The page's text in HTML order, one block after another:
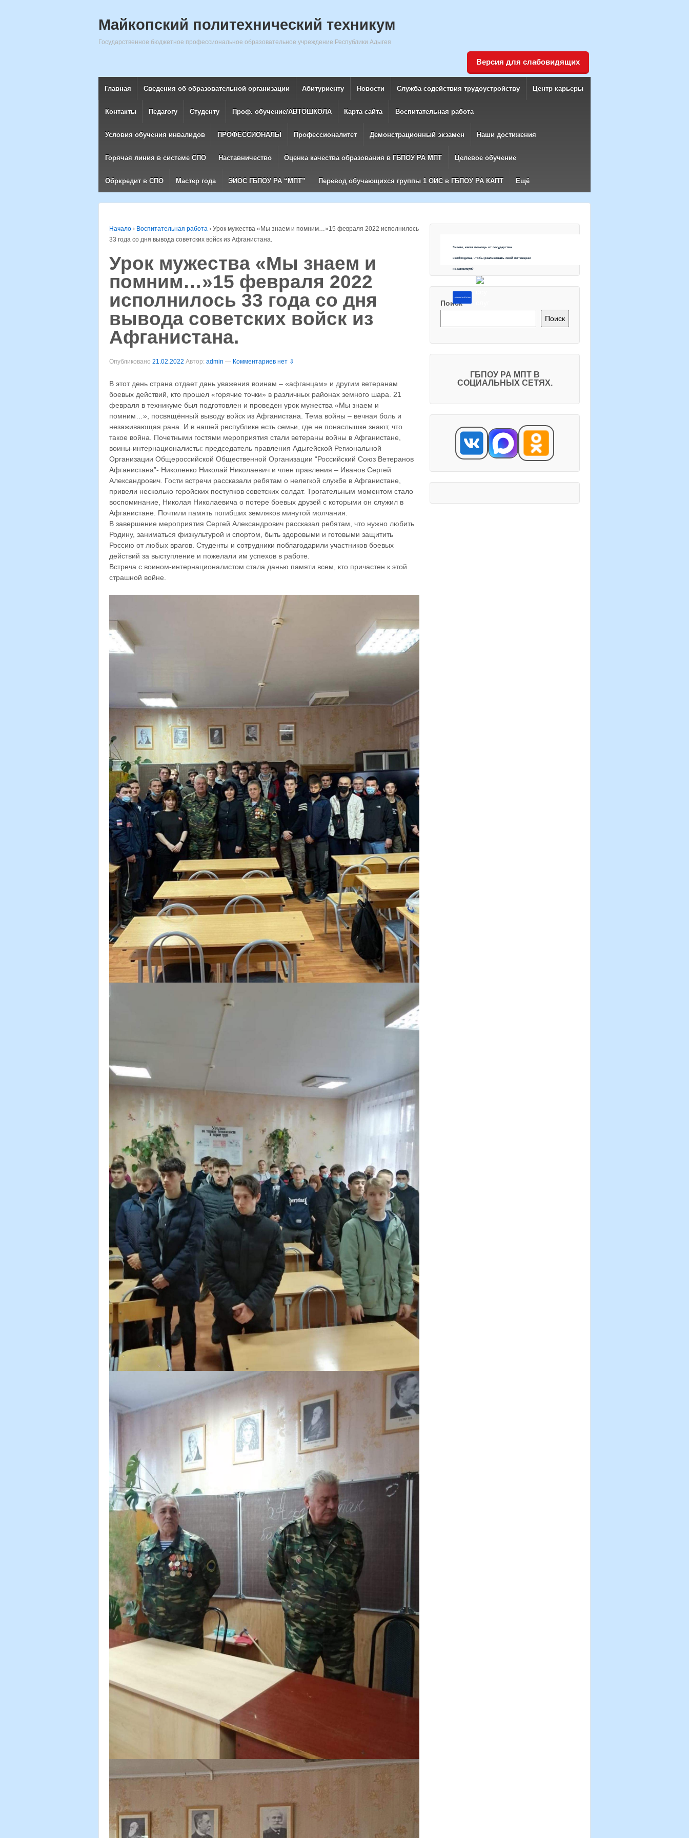
Майкопский политехнический техникум
Государственное бюджетное профессиональное образовательное учреждение Республики Адыгея
Версия для слабовидящих
Главная Сведения об образовательной организации Абитуриенту Новости Служба содействия трудоустройству Центр карьеры
Контакты Педагогу Студенту Проф. обучение/АВТОШКОЛА Карта сайта Воспитательная работа
Условия обучения инвалидов ПРОФЕССИОНАЛЫ Профессионалитет Демонстрационный экзамен Наши достижения
Горячая линия в системе СПО Наставничество Оценка качества образования в ГБПОУ РА МПТ Целевое обучение
Обркредит в СПО Мастер года ЭИОС ГБПОУ РА “МПТ” Перевод обучающихся группы 1 ОИС в ГБПОУ РА КАПТ Ещё
Начало › Воспитательная работа › Урок мужества «Мы знаем и помним…»15 февраля 2022 исполнилось
33 года со дня вывода советских войск из Афганистана.
Урок мужества «Мы знаем и
помним…»15 февраля 2022
исполнилось 33 года со дня
вывода советских войск из
Афганистана.
Опубликовано 21.02.2022 Автор: admin — Комментариев нет ⇩
В этот день страна отдает дань уважения воинам – «афганцам» и другим ветеранам
боевых действий, кто прошел «горячие точки» в различных районах земного шара. 21
февраля в техникуме был подготовлен и проведен урок мужества «Мы знаем и
помним…», посвящённый выводу войск из Афганистана. Тема войны – вечная боль и
незаживающая рана. И в нашей республике есть семьи, где не понаслышке знают, что
такое война. Почетными гостями мероприятия стали ветераны войны в Афганистане,
воины-интернационалисты: председатель правления Адыгейской Региональной
Организации Общероссийской Общественной Организации “Российский Союз Ветеранов
Афганистана”- Николенко Николай Николаевич и член правления – Иванов Сергей
Александрович. Гости встречи рассказали ребятам о нелегкой службе в Афганистане,
привели несколько геройских поступков советских солдат. Трогательным моментом стало
воспоминание, Николая Николаевича о потере боевых друзей с которыми он служил в
Афганистане. Почтили память погибших земляков минутой молчания.
В завершение мероприятия Сергей Александрович рассказал ребятам, что нужно любить
Родину, заниматься физкультурой и спортом, быть здоровыми и готовыми защитить
Россию от любых врагов. Студенты и сотрудники поблагодарили участников боевых
действий за выступление и пожелали им успехов в работе.
Встреча с воином-интернационалистом стала данью памяти всем, кто причастен к этой
страшной войне.
Знаете, какая помощь от государства
необходима, чтобы реализовать свой потенциал
на максимум?
Напишите об этом
Поиск
Поиск
ГБПОУ РА МПТ В
СОЦИАЛЬНЫХ СЕТЯХ.